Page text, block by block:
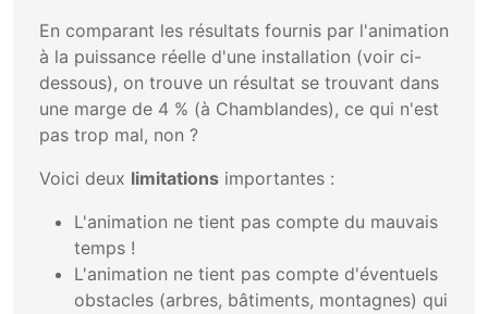
En comparant les résultats fournis par l'animation
à la puissance réelle d'une installation (voir ci-
dessous), on trouve un résultat se trouvant dans
une marge de 4 % (à Chamblandes), ce qui n'est
pas trop mal, non ?
Voici deux limitations importantes :
L'animation ne tient pas compte du mauvais
temps !
L'animation ne tient pas compte d'éventuels
obstacles (arbres, bâtiments, montagnes) qui